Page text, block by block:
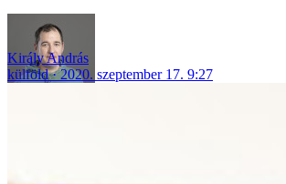
Király András
külföld
2020. szeptember 17. 9:27